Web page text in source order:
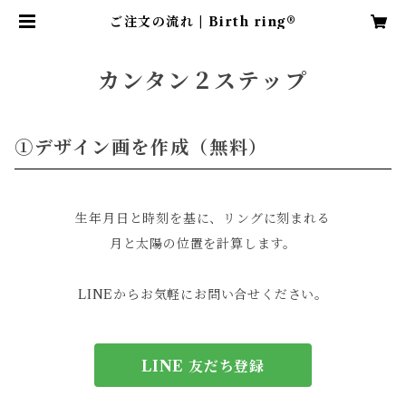
ご注文の流れ | Birth ring®
カンタン２ステップ
①デザイン画を作成（無料）
生年月日と時刻を基に、リングに刻まれる
月と太陽の位置を計算します。
LINEからお気軽にお問い合せください。
LINE 友だち登録